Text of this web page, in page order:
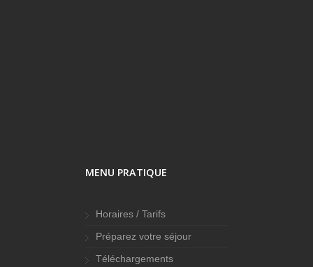
MENU PRATIQUE
Horaires / Tarifs
Préparez votre séjour
Téléchargements